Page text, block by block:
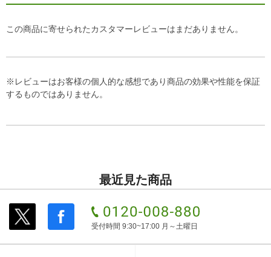
この商品に寄せられたカスタマーレビューはまだありません。
※レビューはお客様の個人的な感想であり商品の効果や性能を保証
するものではありません。
最近見た商品
受付時間 9:30~17:00 月～土曜日